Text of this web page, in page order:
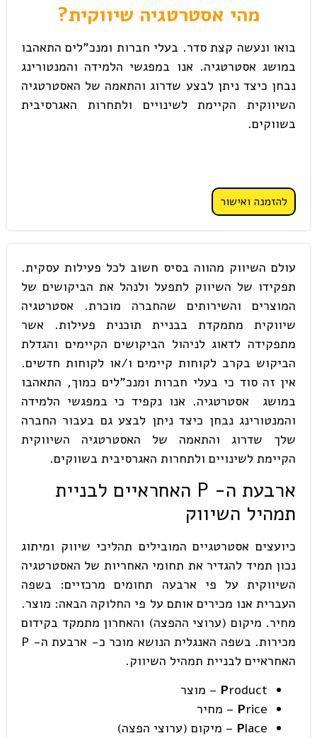
מהי אסטרטגיה שיווקית?
בואו ונעשה קצת סדר. בעלי חברות ומנכ"לים התאהבו
במושג אסטרטגיה. אנו במפגשי הלמידה והמנטורינג
נבחן כיצד ניתן לבצע שדרוג והתאמה של האסטרטגיה
השיווקית הקיימת לשינויים ולתחרות האגרסיבית
בשווקים.
להזמנה ואישור
עולם השיווק מהווה בסיס חשוב לכל פעילות עסקית.
תפקידו של השיווק לתפעל ולנהל את הביקושים של
המוצרים והשירותים שהחברה מוכרת. אסטרטגיה
שיווקית מתמקדת בבניית תוכנית פעילות. אשר
מתפקידה לדאוג לניהול הביקושים הקיימים והגדלת
הביקוש בקרב לקוחות קיימים ו/או לקוחות חדשים.
אין זה סוד כי בעלי חברות ומנכ"לים כמוך, התאהבו
במושג אסטרטגיה. אנו נקפיד כי במפגשי הלמידה
והמנטורינג נבחן כיצד ניתן לבצע גם בעבור החברה
שלך שדרוג והתאמה של האסטרטגיה השיווקית
הקיימת לשינויים ולתחרות האגרסיבית בשווקים.
ארבעת ה- P האחראיים לבניית
תמהיל השיווק
כיועצים אסטרטגיים המובילים תהליכי שיווק ומיתוג
נכון תמיד להגדיר את תחומי האחריות של האסטרטגיה
השיווקית על פי ארבעה תחומים מרכזיים: בשפה
העברית אנו מכירים אותם על פי החלוקה הבאה: מוצר.
מחיר. מיקום (ערוצי ההפצה) והאחרון מתמקד בקידום
מכירות. בשפה האנגלית הנושא מוכר כ- ארבעת ה- P
האחראיים לבניית תמהיל השיווק.
Product – מוצר
Price – מחיר
Place – מיקום (ערוצי הפצה)